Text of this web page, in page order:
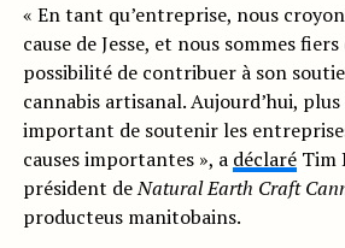
« En tant qu’entreprise, nous
cause de Jesse, et nous sommes
possibilité de contribuer à son
cannabis artisanal. Aujourd’hui,
important de soutenir les
causes importantes », a déclaréTim
président deNatural Earth Craft
producteus manitobains.